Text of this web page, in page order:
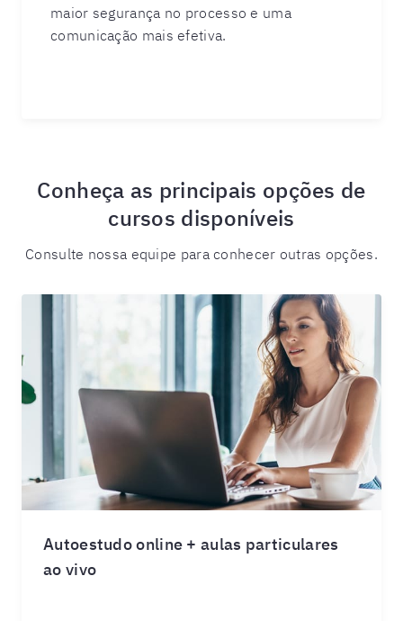
maior segurança no processo e uma
comunicação mais efetiva.
Conheça as principais opções de
cursos disponíveis
Consulte nossa equipe para conhecer outras opções.
Autoestudo online + aulas particulares
ao vivo